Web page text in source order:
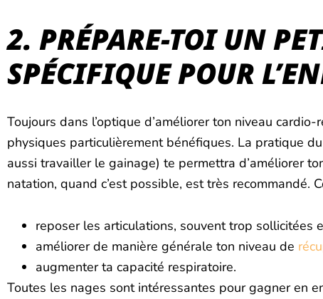
2. PRÉPARE-TOI UN
SPÉCIFIQUE POUR
Toujours dans l’optique d’améliorer ton niveau
physiques particulièrement bénéfiques. La pratique
aussi travailler le gainage) te permettra d’améliorer
natation, quand c’est possible, est très recommandé.
reposer les articulations, souvent trop sollicitées
améliorer de manière générale ton niveau de
augmenter ta capacité respiratoire.
Toutes les nages sont intéressantes pour gagner en